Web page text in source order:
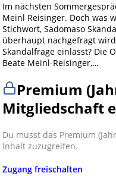
Im nächsten
Meinl Reisinger. Doch was
Stichwort, Sadomaso
überhaupt nachgefragt
Skandalfrage einlässt? Die
Beate Meinl-Reisinger,…
Premium
Mitgliedschaft
Du musst das Premium
Inhalt zuzugreifen.
Zugang freischalten